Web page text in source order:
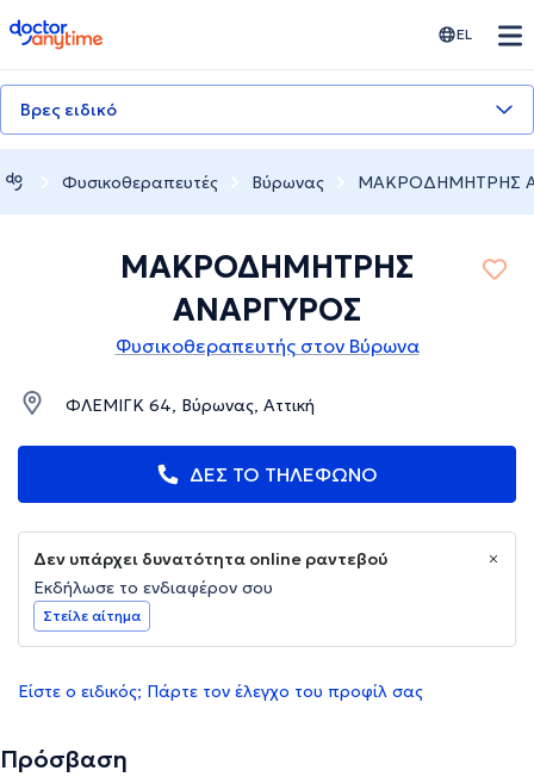
doctoranytime EL
Βρες ειδικό
Φυσικοθεραπευτές Βύρωνας ΜΑΚΡΟΔΗΜΗΤΡΗΣ
ΜΑΚΡΟΔΗΜΗΤΡΗΣ
ΑΝΑΡΓΥΡΟΣ
Φυσικοθεραπευτής στον Βύρωνα
ΦΛΕΜΙΓΚ 64, Βύρωνας, Αττική
ΔΕΣ ΤΟ ΤΗΛΕΦΩΝΟ
Δεν υπάρχει δυνατότητα online ραντεβού
Εκδήλωσε το ενδιαφέρον σου
Στείλε αίτημα
Είστε ο ειδικός; Πάρτε τον έλεγχο του προφίλ σας
Πρόσβαση